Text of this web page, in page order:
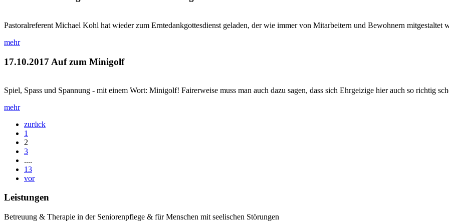
Pastoralreferent Michael Kohl hat wieder zum Erntedankgottesdienst geladen, der wie immer von Mitarbeitern und Bewohnern mitgestaltet
mehr
17.10.2017 Auf zum Minigolf
Spiel, Spass und Spannung - mit einem Wort: Minigolf! Fairerweise muss man auch dazu sagen, dass sich Ehrgeizige hier auch so richtig
mehr
zurück
1
2
3
....
13
vor
Leistungen
Betreuung & Therapie in der Seniorenpflege & für Menschen mit seelischen Störungen